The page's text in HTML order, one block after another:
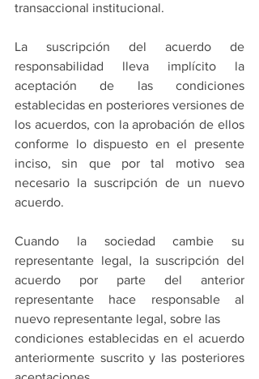
transaccional institucional.
La suscripción del acuerdo de
responsabilidad lleva implícito la
aceptación de las condiciones
establecidas en posteriores versiones de
los acuerdos, con la aprobación de ellos
conforme lo dispuesto en el presente
inciso, sin que por tal motivo sea
necesario la suscripción de un nuevo
acuerdo.
Cuando la sociedad cambie su
representante legal, la suscripción del
acuerdo por parte del anterior
representante hace responsable al
nuevo representante legal, sobre las
condiciones establecidas en el acuerdo
anteriormente suscrito y las posteriores